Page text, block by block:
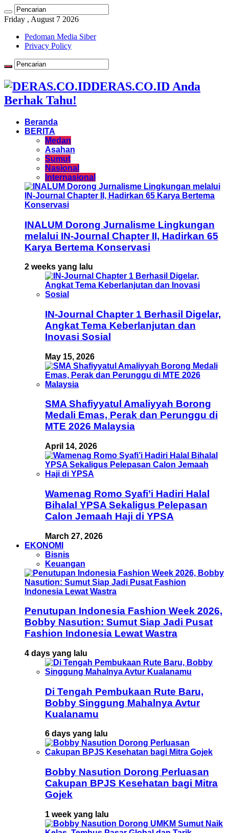
Friday , August 7 2026
Pedoman Media Siber
Privacy Policy
DERAS.CO.ID Anda
Berhak Tahu!
Beranda
BERITA
Medan
Asahan
Sumut
Nasional
Internasional
INALUM Dorong Jurnalisme Lingkungan
melalui IN-Journal Chapter II, Hadirkan 65
Karya Bertema Konservasi
2 weeks yang lalu
IN-Journal Chapter 1 Berhasil Digelar,
Angkat Tema Keberlanjutan dan
Inovasi Sosial
May 15, 2026
SMA Shafiyyatul Amaliyyah Borong
Medali Emas, Perak dan Perunggu di
MTE 2026 Malaysia
April 14, 2026
Wamenag Romo Syafi’i Hadiri Halal
Bihalal YPSA Sekaligus Pelepasan
Calon Jemaah Haji di YPSA
March 27, 2026
EKONOMI
Bisnis
Keuangan
Penutupan Indonesia Fashion Week 2026,
Bobby Nasution: Sumut Siap Jadi Pusat
Fashion Indonesia Lewat Wastra
4 days yang lalu
Di Tengah Pembukaan Rute Baru,
Bobby Singgung Mahalnya Avtur
Kualanamu
6 days yang lalu
Bobby Nasution Dorong Perluasan
Cakupan BPJS Kesehatan bagi Mitra
Gojek
1 week yang lalu